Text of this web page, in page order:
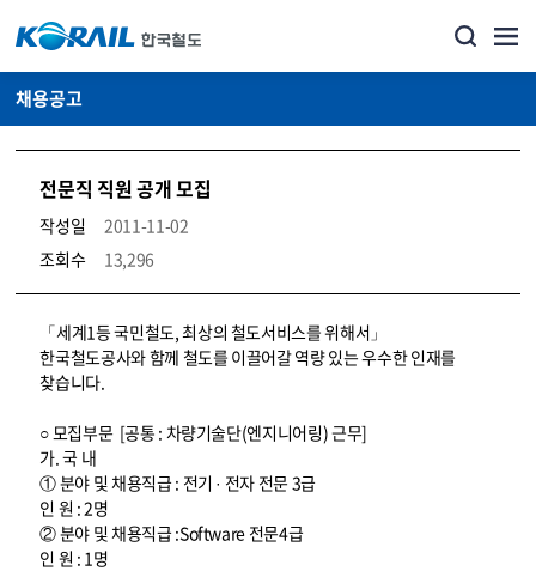
채용공고
전문직 직원 공개 모집
작성일
2011-11-02
조회수
13,296
코레일소개_경영공시_채용공고 상세보기 – 내용, 파일, 담당자 연락처로 구성
「세계1등 국민철도, 최상의 철도서비스를 위해서」
한국철도공사와 함께 철도를 이끌어갈 역량 있는 우수한 인재를
찾습니다.
○ 모집부문 [공통 : 차량기술단(엔지니어링) 근무]
가. 국 내
① 분야 및 채용직급 : 전기 · 전자 전문 3급
인 원 : 2명
② 분야 및 채용직급 :Software 전문4급
인 원 : 1명